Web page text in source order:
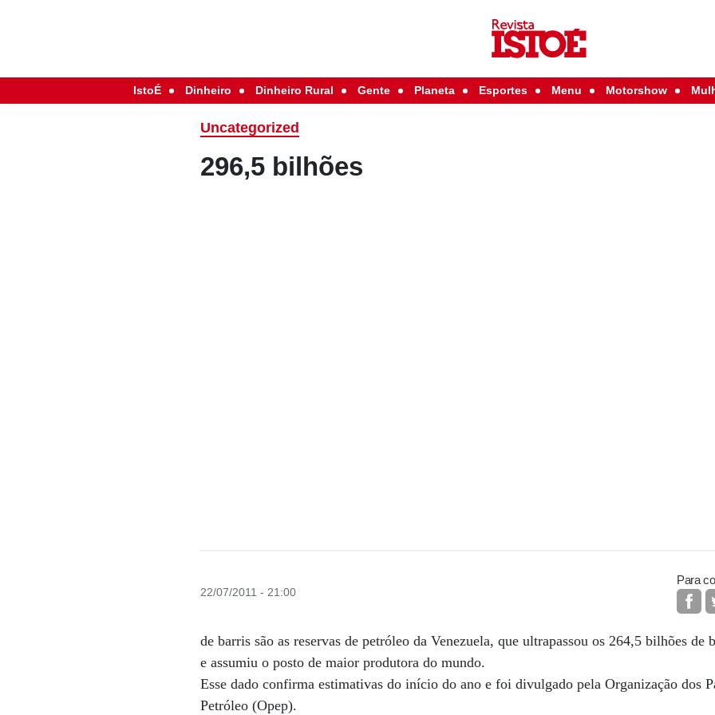
IstoÉ Dinheiro Dinheiro Rural Gente Planeta Esportes Menu Motorshow
Uncategorized
296,5 bilhões
22/07/2011 - 21:00
Para
de barris são as reservas de petróleo da Venezuela, que ultrapassou os 264,5 bilhões de
e assumiu o posto de maior produtora do mundo.
Esse dado confirma estimativas do início do ano e foi divulgado pela Organização dos
Petróleo (Opep).